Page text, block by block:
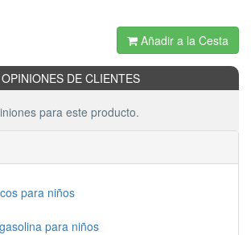
Añadir a la Cesta
OPINIONES DE CLIENTES
para este producto.
para niños
para niños